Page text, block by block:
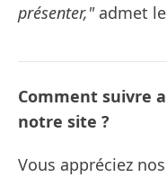
présenter,"admet
Comment suivre
notre site ?
Vous appréciez